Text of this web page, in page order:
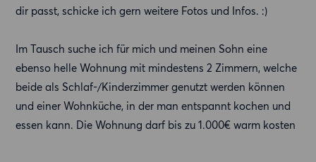
dir passt, schicke ich gern weitere Fotos und Infos. :)
Im Tausch suche ich für mich und meinen Sohn eine
ebenso helle Wohnung mit mindestens 2 Zimmern, welche
beide als Schlaf-/Kinderzimmer genutzt werden können
und einer Wohnküche, in der man entspannt kochen und
essen kann. Die Wohnung darf bis zu 1.000€ warm kosten